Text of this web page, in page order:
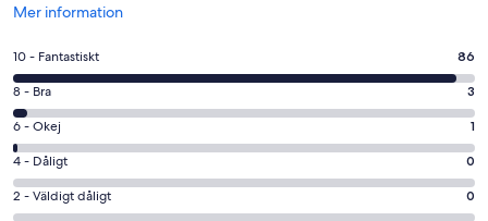
Mer information
Öppnas
ett
nytt
fönster
10
-
Fantastiskt
i
betyg.
86
av
10 - Fantastiskt 86
8
-
Bra
i
betyg.
3
8 - Bra 3
6
-
Okej
i
6 - Okej 1
4
-
Dåligt
4 - Dåligt 0
2
2 - Väldigt dåligt 0